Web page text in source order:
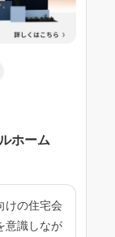
ホーム
けの住宅会
意識しなが